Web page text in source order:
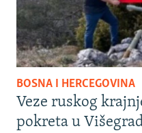
BOSNA I HERCEGOVINA
Veze ruskog
pokreta u